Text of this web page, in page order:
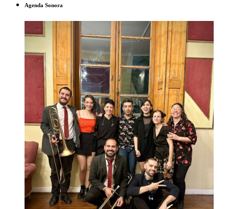
Agenda Sonora